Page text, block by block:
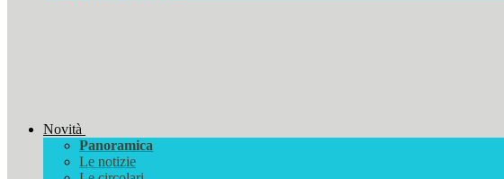
Novità
Panoramica
Le notizie